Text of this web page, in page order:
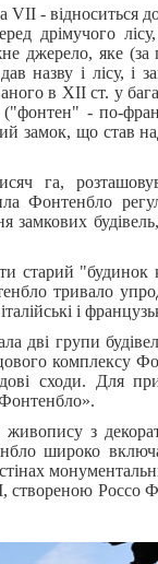
VII - відноситься
дрімучого
джерело, яке (за
назву і лісу, і
в XII ст. у
("фонтен" - по-
замок, що став
га,
Фонтенбло
старий
тривало
і
дві групи
комплексу
сходи. Для
живопису з
широко
I, створеною Россо